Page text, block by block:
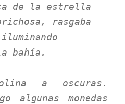
de la estrella
rasgaba
bahía.
a oscuras.
algunas monedas